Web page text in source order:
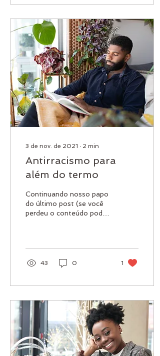
3 de nov. de 2021 ∙ 2 min
Antirracismo para
além do termo
Continuando nosso papo
do último post (se você
perdeu o conteúdo pode
se...
43 0 1